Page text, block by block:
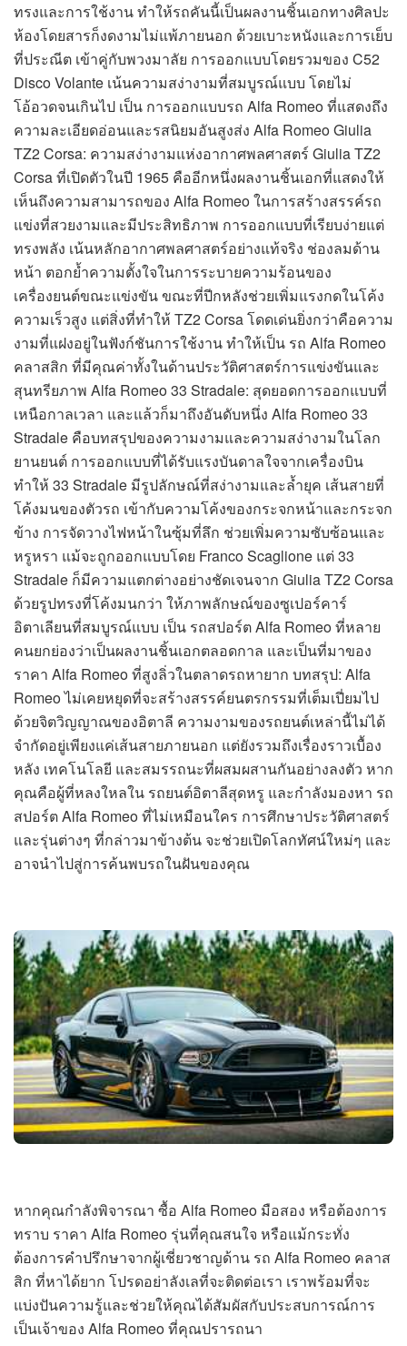
ทรงและการใช้งาน ทำให้รถคันนี้เป็นผลงานชิ้นเอกทางศิลปะ
ห้องโดยสารก็งดงามไม่แพ้ภายนอก ด้วยเบาะหนังและการเย็บ
ที่ประณีต เข้าคู่กับพวงมาลัย การออกแบบโดยรวมของ C52
Disco Volante เน้นความสง่างามที่สมบูรณ์แบบ โดยไม่
โอ้อวดจนเกินไป เป็น การออกแบบรถ Alfa Romeo ที่แสดงถึง
ความละเอียดอ่อนและรสนิยมอันสูงส่ง Alfa Romeo Giulia
TZ2 Corsa: ความสง่างามแห่งอากาศพลศาสตร์ Giulia TZ2
Corsa ที่เปิดตัวในปี 1965 คืออีกหนึ่งผลงานชิ้นเอกที่แสดงให้
เห็นถึงความสามารถของ Alfa Romeo ในการสร้างสรรค์รถ
แข่งที่สวยงามและมีประสิทธิภาพ การออกแบบที่เรียบง่ายแต่
ทรงพลัง เน้นหลักอากาศพลศาสตร์อย่างแท้จริง ช่องลมด้าน
หน้า ตอกย้ำความตั้งใจในการระบายความร้อนของ
เครื่องยนต์ขณะแข่งขัน ขณะที่ปีกหลังช่วยเพิ่มแรงกดในโค้ง
ความเร็วสูง แต่สิ่งที่ทำให้ TZ2 Corsa โดดเด่นยิ่งกว่าคือความ
งามที่แฝงอยู่ในฟังก์ชันการใช้งาน ทำให้เป็น รถ Alfa Romeo
คลาสสิก ที่มีคุณค่าทั้งในด้านประวัติศาสตร์การแข่งขันและ
สุนทรียภาพ Alfa Romeo 33 Stradale: สุดยอดการออกแบบที่
เหนือกาลเวลา และแล้วก็มาถึงอันดับหนึ่ง Alfa Romeo 33
Stradale คือบทสรุปของความงามและความสง่างามในโลก
ยานยนต์ การออกแบบที่ได้รับแรงบันดาลใจจากเครื่องบิน
ทำให้ 33 Stradale มีรูปลักษณ์ที่สง่างามและล้ำยุค เส้นสายที่
โค้งมนของตัวรถ เข้ากับความโค้งของกระจกหน้าและกระจก
ข้าง การจัดวางไฟหน้าในซุ้มที่ลึก ช่วยเพิ่มความซับซ้อนและ
หรูหรา แม้จะถูกออกแบบโดย Franco Scaglione แต่ 33
Stradale ก็มีความแตกต่างอย่างชัดเจนจาก Giulia TZ2 Corsa
ด้วยรูปทรงที่โค้งมนกว่า ให้ภาพลักษณ์ของซูเปอร์คาร์
อิตาเลียนที่สมบูรณ์แบบ เป็น รถสปอร์ต Alfa Romeo ที่หลาย
คนยกย่องว่าเป็นผลงานชิ้นเอกตลอดกาล และเป็นที่มาของ
ราคา Alfa Romeo ที่สูงลิ่วในตลาดรถหายาก บทสรุป: Alfa
Romeo ไม่เคยหยุดที่จะสร้างสรรค์ยนตรกรรมที่เต็มเปี่ยมไป
ด้วยจิตวิญญาณของอิตาลี ความงามของรถยนต์เหล่านี้ไม่ได้
จำกัดอยู่เพียงแค่เส้นสายภายนอก แต่ยังรวมถึงเรื่องราวเบื้อง
หลัง เทคโนโลยี และสมรรถนะที่ผสมผสานกันอย่างลงตัว หาก
คุณคือผู้ที่หลงใหลใน รถยนต์อิตาลีสุดหรู และกำลังมองหา รถ
สปอร์ต Alfa Romeo ที่ไม่เหมือนใคร การศึกษาประวัติศาสตร์
และรุ่นต่างๆ ที่กล่าวมาข้างต้น จะช่วยเปิดโลกทัศน์ใหม่ๆ และ
อาจนำไปสู่การค้นพบรถในฝันของคุณ
หากคุณกำลังพิจารณา ซื้อ Alfa Romeo มือสอง หรือต้องการ
ทราบ ราคา Alfa Romeo รุ่นที่คุณสนใจ หรือแม้กระทั่ง
ต้องการคำปรึกษาจากผู้เชี่ยวชาญด้าน รถ Alfa Romeo คลาส
สิก ที่หาได้ยาก โปรดอย่าลังเลที่จะติดต่อเรา เราพร้อมที่จะ
แบ่งปันความรู้และช่วยให้คุณได้สัมผัสกับประสบการณ์การ
เป็นเจ้าของ Alfa Romeo ที่คุณปรารถนา